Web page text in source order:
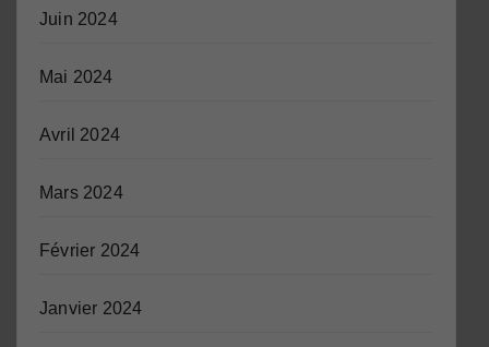
Juin 2024
Mai 2024
Avril 2024
Mars 2024
Février 2024
Janvier 2024